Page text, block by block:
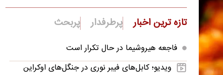
تازه ترین اخبار پرطرفدار پربحث
فاجعه هیروشیما در حال تکرار است
ویدیو؛ کابل‌های فیبر نوری در جنگل‌های اوکراین